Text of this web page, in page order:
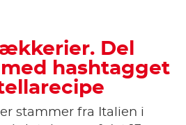
Del
hashtagget
stammer fra Italien i